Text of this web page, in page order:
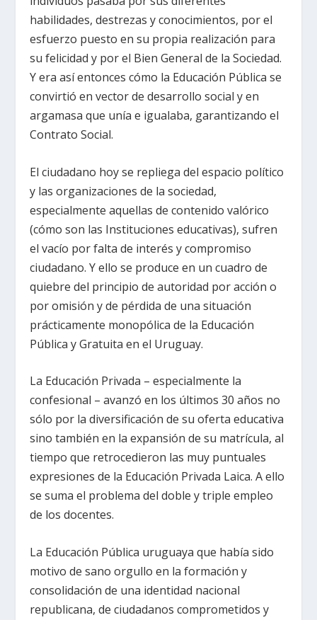
habilidades, destrezas y conocimientos, por el
esfuerzo puesto en su propia realización para
su felicidad y por el Bien General de la Sociedad.
Y era así entonces cómo la Educación Pública se
convirtió en vector de desarrollo social y en
argamasa que unía e igualaba, garantizando el
Contrato Social.
El ciudadano hoy se repliega del espacio político
y las organizaciones de la sociedad,
especialmente aquellas de contenido valórico
(cómo son las Instituciones educativas), sufren
el vacío por falta de interés y compromiso
ciudadano. Y ello se produce en un cuadro de
quiebre del principio de autoridad por acción o
por omisión y de pérdida de una situación
prácticamente monopólica de la Educación
Pública y Gratuita en el Uruguay.
La Educación Privada – especialmente la
confesional – avanzó en los últimos 30 años no
sólo por la diversificación de su oferta educativa
sino también en la expansión de su matrícula, al
tiempo que retrocedieron las muy puntuales
expresiones de la Educación Privada Laica. A ello
se suma el problema del doble y triple empleo
de los docentes.
La Educación Pública uruguaya que había sido
motivo de sano orgullo en la formación y
consolidación de una identidad nacional
republicana, de ciudadanos comprometidos y